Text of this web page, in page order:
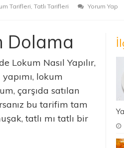
Tarifleri, Tatlı Tarifleri
Yorum Yap
Dolama
Lokum Nasıl Yapılır,
lokum
çarşıda satılan
bu tarifim tam
tatlı mı tatlı bir